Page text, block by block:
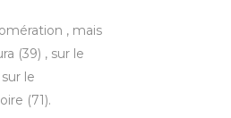
, mais
(39) , sur le
le
(71).